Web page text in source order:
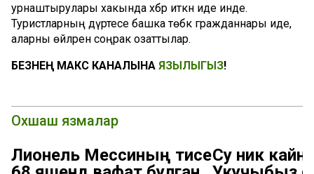
урнаштырулары хакында хәбәр иткән иде инде.
Туристларның дүртесе башка төбәк гражданнары иде,
аларны өйләренә соңрак озаттылар.
БЕЗНЕҢ МАКС КАНАЛЫНА ЯЗЫЛЫГЫЗ!
Охшаш язмалар
Лионель Мессиның әтисеСу ник